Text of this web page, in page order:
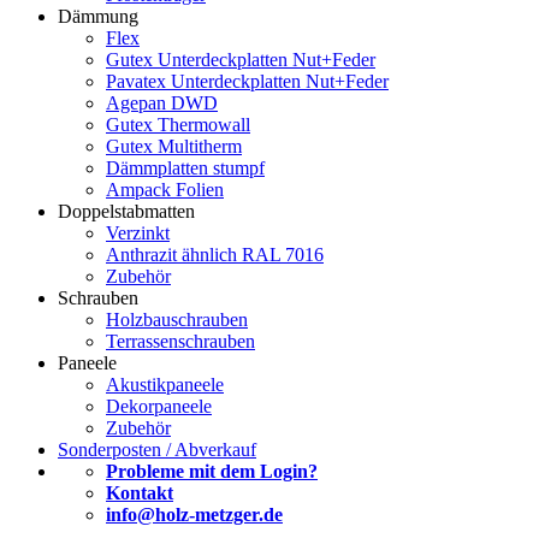
Dämmung
Flex
Gutex Unterdeckplatten Nut+Feder
Pavatex Unterdeckplatten Nut+Feder
Agepan DWD
Gutex Thermowall
Gutex Multitherm
Dämmplatten stumpf
Ampack Folien
Doppelstabmatten
Verzinkt
Anthrazit ähnlich RAL 7016
Zubehör
Schrauben
Holzbauschrauben
Terrassenschrauben
Paneele
Akustikpaneele
Dekorpaneele
Zubehör
Sonderposten / Abverkauf
Probleme mit dem Login?
Kontakt
info@holz-metzger.de